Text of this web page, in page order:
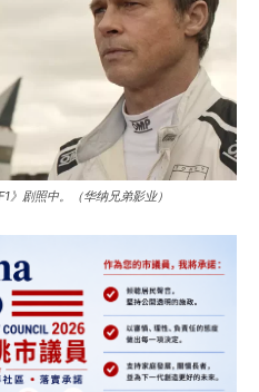
》剧照中。（华纳兄弟影业）